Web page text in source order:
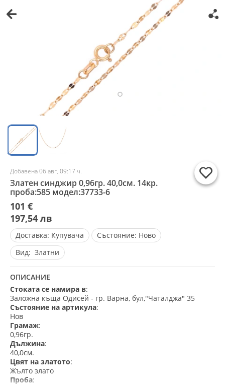
Добавена 06 авг, 09:17 ч.
Златен синджир 0,96гр. 40,0см. 14кр.
проба:585 модел:37733-6
101 €
197,54 лв
Доставка: Купувача Състояние: Ново
Вид: Златни
ОПИСАНИЕ
Стоката се намира в:
Заложна къща Одисей - гр. Варна, бул,"Чаталджа" 35
Състояние на артикула:
Нов
Грамаж:
0,96гр.
Дължина:
40,0см.
Цвят на златото:
Жълто злато
Проба: